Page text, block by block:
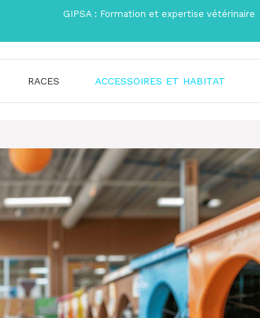
GIPSA : Formation et expertise vétérinaire
RACES ACCESSOIRES ET HABITAT